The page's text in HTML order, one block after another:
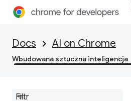
Docs AI on Chrome
Wbudowana sztuczna inteligencja